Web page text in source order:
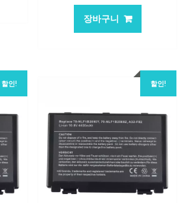
가
격:
장바구니
할인! 할인!